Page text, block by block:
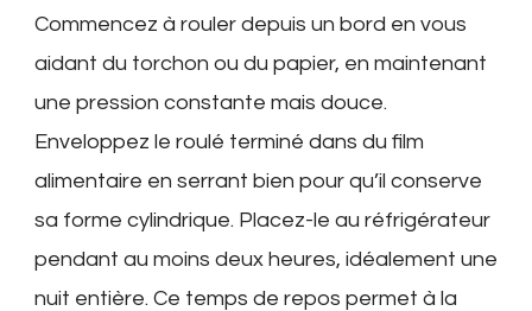
Commencez à rouler depuis un bord en vous
aidant du torchon ou du papier, en maintenant
une pression constante mais douce.
Enveloppez le roulé terminé dans du film
alimentaire en serrant bien pour qu’il conserve
sa forme cylindrique. Placez-le au réfrigérateur
pendant au moins deux heures, idéalement une
nuit entière. Ce temps de repos permet à la